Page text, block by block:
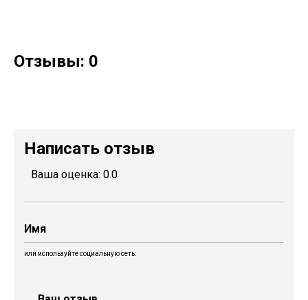
Отзывы: 0
Написать отзыв
Ваша оценка: 0.0
или используйте социальную сеть: